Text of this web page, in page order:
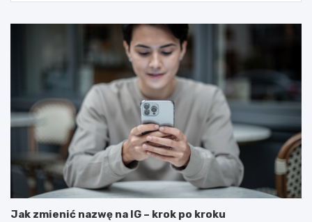
Jak zmienić nazwę na IG – krok po kroku